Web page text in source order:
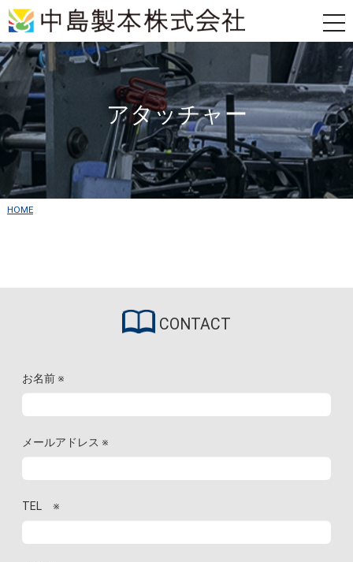
アタッチャー
HOME
CONTACT
お名前 ※
メールアドレス ※
TEL ※